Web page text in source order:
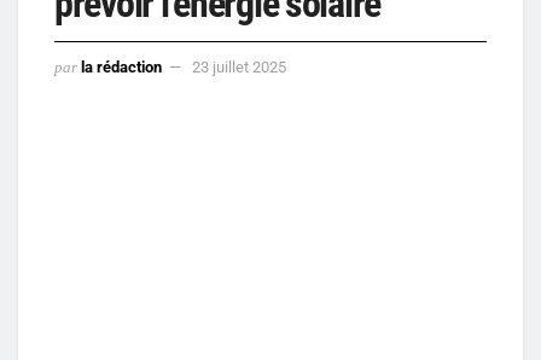
par la rédaction 23 juillet 2025